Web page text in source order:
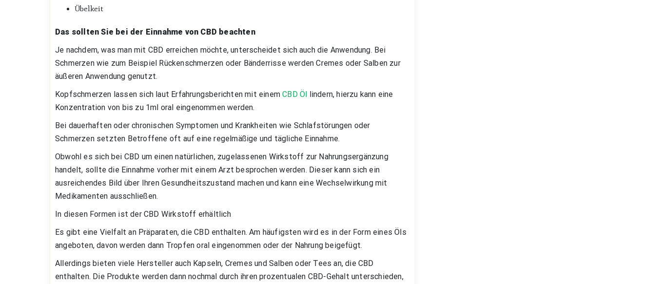
Übelkeit
Das sollten Sie bei der Einnahme von CBD beachten
Je nachdem, was man mit CBD erreichen möchte, unterscheidet sich auch die Anwendung. Bei
Schmerzen wie zum Beispiel Rückenschmerzen oder Bänderrisse werden Cremes oder Salben zur
äußeren Anwendung genutzt.
Kopfschmerzen lassen sich laut Erfahrungsberichten mit einemCBD Öl lindern, hierzu kann eine
Konzentration von bis zu 1ml oral eingenommen werden.
Bei dauerhaften oder chronischen Symptomen und Krankheiten wie Schlafstörungen oder
Schmerzen setzten Betroffene oft auf eine regelmäßige und tägliche Einnahme.
Obwohl es sich bei CBD um einen natürlichen, zugelassenen Wirkstoff zur Nahrungsergänzung
handelt, sollte die Einnahme vorher mit einem Arzt besprochen werden. Dieser kann sich ein
ausreichendes Bild über Ihren Gesundheitszustand machen und kann eine Wechselwirkung mit
Medikamenten ausschließen.
In diesen Formen ist der CBD Wirkstoff erhältlich
Es gibt eine Vielfalt an Präparaten, die CBD enthalten. Am häufigsten wird es in der Form eines Öls
angeboten, davon werden dann Tropfen oral eingenommen oder der Nahrung beigefügt.
Allerdings bieten viele Hersteller auch Kapseln, Cremes und Salben oder Tees an, die CBD
enthalten. Die Produkte werden dann nochmal durch ihren prozentualen CBD-Gehalt unterschieden,